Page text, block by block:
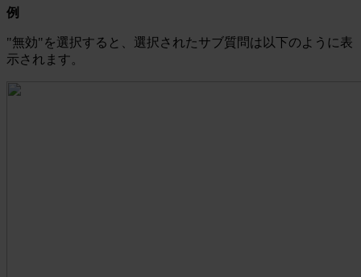
例
"無効"を選択すると、選択されたサブ質問は以下のように表
示されます。